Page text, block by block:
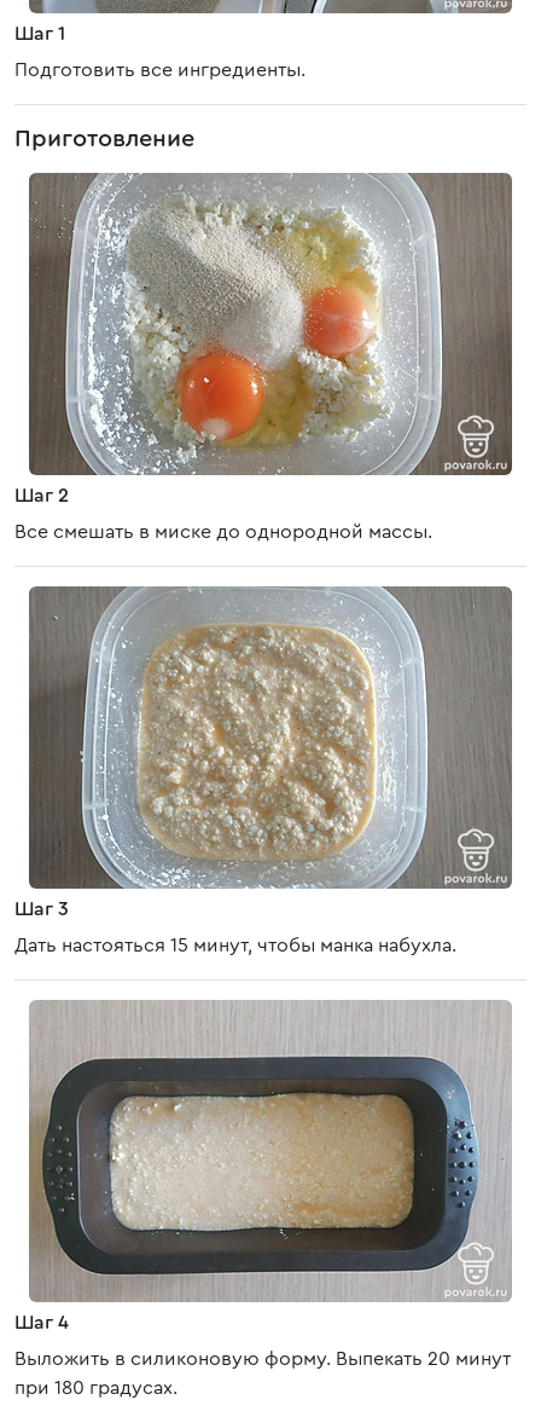
Шаг 1
Подготовить все ингредиенты.
Приготовление
Шаг 2
Все смешать в миске до однородной массы.
Шаг 3
Дать настояться 15 минут, чтобы манка набухла.
Шаг 4
Выложить в силиконовую форму. Выпекать 20 минут
при 180 градусах.